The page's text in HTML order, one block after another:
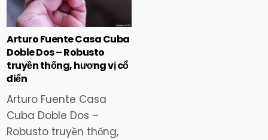
Arturo Fuente Casa Cuba
Doble Dos – Robusto
truyền thống, hương vị cổ
điển
Arturo Fuente Casa
Cuba Doble Dos –
Robusto truyền thống,